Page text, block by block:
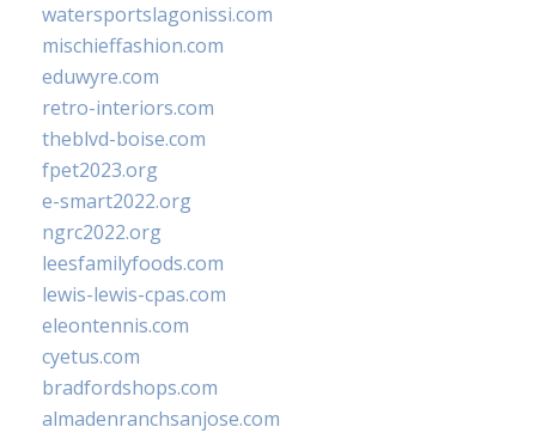
watersportslagonissi.com
mischieffashion.com
eduwyre.com
retro-interiors.com
theblvd-boise.com
fpet2023.org
e-smart2022.org
ngrc2022.org
leesfamilyfoods.com
lewis-lewis-cpas.com
eleontennis.com
cyetus.com
bradfordshops.com
almadenranchsanjose.com